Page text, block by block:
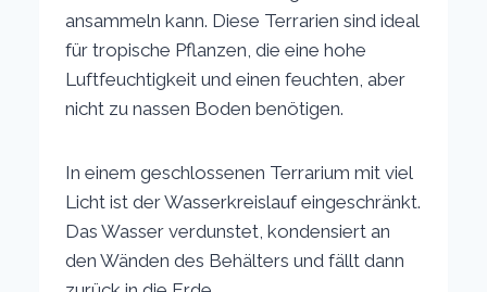
ansammeln kann. Diese Terrarien sind ideal
für tropische Pflanzen, die eine hohe
Luftfeuchtigkeit und einen feuchten, aber
nicht zu nassen Boden benötigen.
In einem geschlossenen Terrarium mit viel
Licht ist der Wasserkreislauf eingeschränkt.
Das Wasser verdunstet, kondensiert an
den Wänden des Behälters und fällt dann